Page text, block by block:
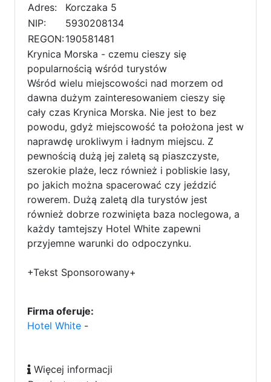
Adres:
Korczaka 5
NIP:
5930208134
REGON:190581481
Krynica Morska - czemu cieszy się
popularnością wśród turystów
Wśród wielu miejscowości nad morzem od
dawna dużym zainteresowaniem cieszy się
cały czas Krynica Morska. Nie jest to bez
powodu, gdyż miejscowość ta położona jest w
naprawdę urokliwym i ładnym miejscu. Z
pewnością dużą jej zaletą są piaszczyste,
szerokie plaże, lecz również i pobliskie lasy,
po jakich można spacerować czy jeździć
rowerem. Dużą zaletą dla turystów jest
również dobrze rozwinięta baza noclegowa, a
każdy tamtejszy Hotel White zapewni
przyjemne warunki do odpoczynku.
+Tekst Sponsorowany+
Firma oferuje:
Hotel White -
Więcej informacji